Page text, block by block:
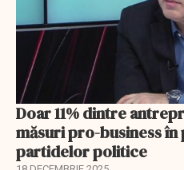
Doar 11% dintre
măsuri pro-business
partidelor politice